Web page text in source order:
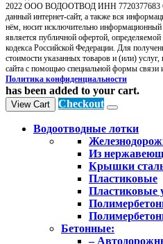
2022 ООО ВОДООТВОД ИНН 7720377683
данный интернет-сайт, а также вся
нём, носит исключительно информационный
является публичной офертой,
кодекса Российской Федерации. Для
стоимости указанных товаров и (или)
сайта с помощью специальной формы связи
Политика конфиденциальности
has been added to your cart.
View Cart Checkout
Водоотводные лотки
Из
Крышки
Пластиковые
Пластиковые
Бетонные:
–